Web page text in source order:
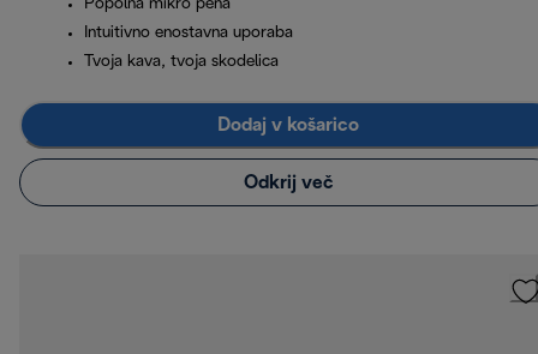
Popolna mikro pena
Intuitivno enostavna uporaba
Tvoja kava, tvoja skodelica
Dodaj v košarico
Odkrij več